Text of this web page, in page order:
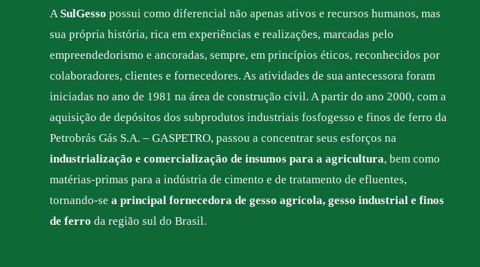
A SulGesso possui como diferencial não apenas ativos e recursos humanos, mas
sua própria história, rica em experiências e realizações, marcadas pelo
empreendedorismo e ancoradas, sempre, em princípios éticos, reconhecidos por
colaboradores, clientes e fornecedores. As atividades de sua antecessora foram
iniciadas no ano de 1981 na área de construção civil. A partir do ano 2000, com a
aquisição de depósitos dos subprodutos industriais fosfogesso e finos de ferro da
Petrobrás Gás S.A. – GASPETRO, passou a concentrar seus esforços na
industrialização e comercialização de insumos para a agricultura, bem como
matérias-primas para a indústria de cimento e de tratamento de efluentes,
tornando-se a principal fornecedora de gesso agrícola, gesso industrial e finos
de ferro da região sul do Brasil.